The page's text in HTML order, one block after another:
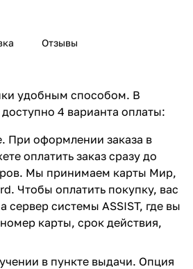
Отзывы
удобным способом. В
4 варианта оплаты:
При оформлении заказа в
оплатить заказ сразу до
Мы принимаем карты Мир,
Чтобы оплатить покупку, вас
сервер системы ASSIST, где вы
карты, срок действия,
в пункте выдачи. Опция